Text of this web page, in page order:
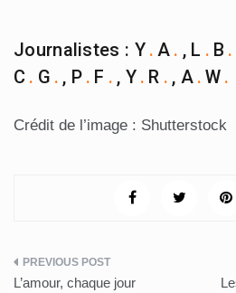
Journalistes : Y . A . , L . B .
C . G . , P . F . , Y . R . , A . W .
Crédit de l’image : Shutterstock
Navigation
L’amour, chaque jour